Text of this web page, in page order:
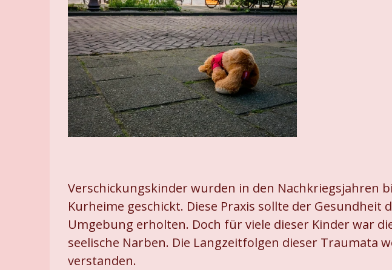
Verschickungskinder wurden in den Nachkriegsjahren
Kurheime geschickt. Diese Praxis sollte der
Umgebung erholten. Doch für viele dieser Kinder war
seelische Narben. Die Langzeitfolgen dieser
verstanden.